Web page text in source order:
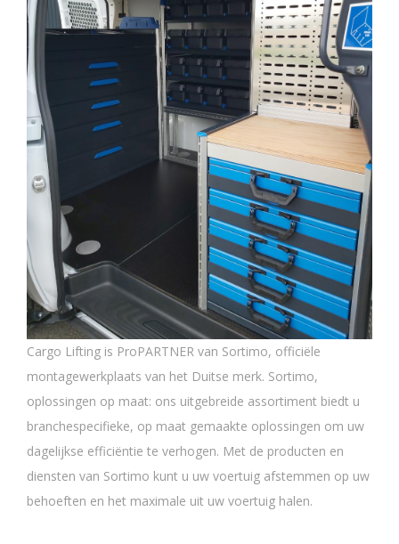
Cargo Lifting is ProPARTNER van Sortimo, officiële
montagewerkplaats van het Duitse merk. Sortimo,
oplossingen op maat: ons uitgebreide assortiment biedt u
branchespecifieke, op maat gemaakte oplossingen om uw
dagelijkse efficiëntie te verhogen. Met de producten en
diensten van Sortimo kunt u uw voertuig afstemmen op uw
behoeften en het maximale uit uw voertuig halen.